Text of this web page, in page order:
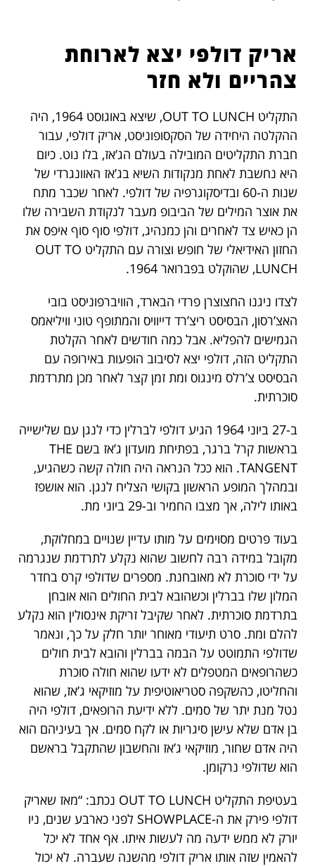
אריק דולפי יצא לארוחת
צהריים ולא חזר
התקליט OUT TO LUNCH, שיצא באוגוסט 1964, היה
ההקלטה היחידה של הסקסופוניסט, אריק דולפי, עבור
חברת התקליטים המובילה בעולם הג’אז, בלו נוט. כיום
היא נחשבת לאחת מנקודות השיא בג’אז האוונגרדי של
שנות ה-60 ובדיסקוגרפיה של דולפי. לאחר שכבר מתח
את אוצר המילים של הביבופ מעבר לנקודת השבירה שלו
הן כאיש צד לאחרים והן כמנהיג, דולפי סוף סוף איפס את
החזון האידיאלי של חופש וצורה עם התקליט OUT TO
LUNCH, שהוקלט בפברואר 1964.
לצדו ניגנו החצוצרן פרדי הבארד, הוויברפוניסט בובי
האצ’רסון, הבסיסט ריצ’רד דייוויס והמתופף טוני וויליאמס
הגמישים להפליא. אבל כמה חודשים לאחר הקלטת
התקליט הזה, דולפי יצא לסיבוב הופעות באירופה עם
הבסיסט צ’רלס מינגוס ומת זמן קצר לאחר מכן מתרדמת
סוכרתית.
ב-27 ביוני 1964 הגיע דולפי לברלין כדי לנגן עם שלישייה
בראשות קרל ברגר, בפתיחת מועדון ג’אז בשם THE
TANGENT. הוא ככל הנראה היה חולה קשה כשהגיע,
ובמהלך המופע הראשון בקושי הצליח לנגן. הוא אושפז
באותו לילה, אך מצבו החמיר וב-29 ביוני מת.
בעוד פרטים מסוימים על מותו עדיין שנויים במחלוקת,
מקובל במידה רבה לחשוב שהוא נקלע לתרדמת שנגרמה
על ידי סוכרת לא מאובחנת. מספרים שדולפי קרס בחדר
המלון שלו בברלין וכשהובא לבית החולים הוא אובחן
בתרדמת סוכרתית. לאחר שקיבל זריקת אינסולין הוא נקלע
להלם ומת. סרט תיעודי מאוחר יותר חלק על כך, ונאמר
שדולפי התמוטט על הבמה בברלין והובא לבית חולים
כשהרופאים המטפלים לא ידעו שהוא חולה סוכרת
והחליטו, כהשקפה סטריאוטיפית על מוזיקאי ג’אז, שהוא
נטל מנת יתר של סמים. ללא ידיעת הרופאים, דולפי היה
בן אדם שלא עישן סיגריות או לקח סמים. אך בעיניהם הוא
היה אדם שחור, מוזיקאי ג’אז והחשבון שהתקבל בראשם
הוא שדולפי נרקומן.
בעטיפת התקליט OUT TO LUNCH נכתב: “מאז שאריק
דולפי פירק את ה-SHOWPLACE לפני כארבע שנים, ניו
יורק לא ממש ידעה מה לעשות איתו. אף אחד לא יכל
להאמין שזה אותו אריק דולפי מהשנה שעברה. לא יכול